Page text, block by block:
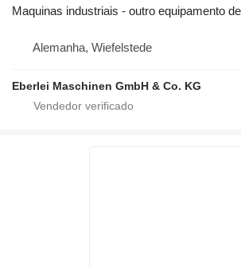
Maquinas industriais - outro equipamento
Alemanha, Wiefelstede
Eberlei Maschinen GmbH & Co. KG